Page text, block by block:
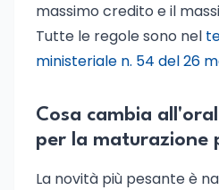
massimo credito e il
Tutte le regole sono nel
ministeriale n. 54 del 26
Cosa cambia
per la maturazione
La novità più pesante è